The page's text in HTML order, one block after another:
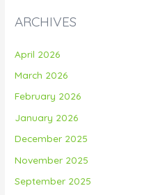
ARCHIVES
April 2026
March 2026
February 2026
January 2026
December 2025
November 2025
September 2025